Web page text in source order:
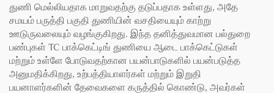
துணி மெல்லியதாக மாறுவதற்கு தடுப்பதாக உள்ளது, அதே
சமயம் பருத்தி பகுதி துணியின் வசதியையும் காற்று
ஊடுருவலையும் வழங்குகிறது. இந்த தனித்துவமான பல்துறை
பண்புகள் TC பாக்கெட்டிங் துணியை ஆடை பாக்கெட்டுகள்
மற்றும் உள்ளே போடுவதற்கான பயன்பாடுகளில் பயன்படுத்த
அனுமதிக்கிறது, உற்பத்தியாளர்கள் மற்றும் இறுதி
பயனாளர்களின் தேவைகளை கருத்தில் கொண்டு, அவர்கள்